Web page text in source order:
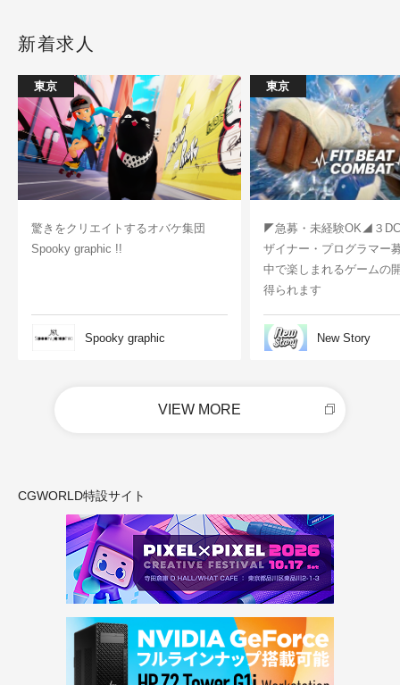
新着求人
東京
驚きをクリエイトするオバケ集団
Spooky graphic !!
Spooky graphic
東京
◤急募・未経験OK◢３
ザイナー・プログラマー
中で楽しまれるゲームの
得られます
New Story
VIEW MORE
CGWORLD特設サイト